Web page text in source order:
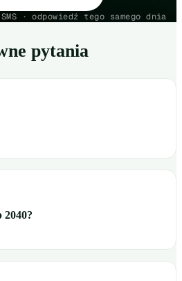
· odpowiedź tego samego dnia
pytania
2040?